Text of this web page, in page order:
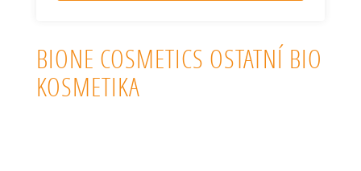
BIONE COSMETICS OSTATNÍ BIO
KOSMETIKA